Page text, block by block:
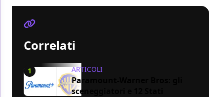
Correlati
1 ARTICOLI
Paramount-Warner Bros: gli
sceneggiatori e 12 Stati